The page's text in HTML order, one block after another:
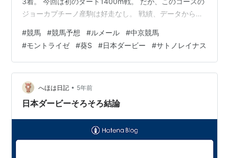
ジョーカプチーノ産駒は好走なし。 戦績、データからも
アズユーフィール 30％ 戦績を見ると今回は走る番。 6R
①エイシンティップス 50％ 10R ④リレーションシップ
20％ 11R ⑤モントライゼ 30％
#競馬 #競馬予想 #ルメール #中京競馬
#モントライゼ #葵S #日本ダービー #サトノレイナス
へほは日記 • 5年前
日本ダービーそろそろ結論